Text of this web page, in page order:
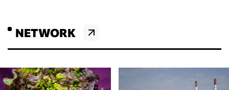
NETWORK